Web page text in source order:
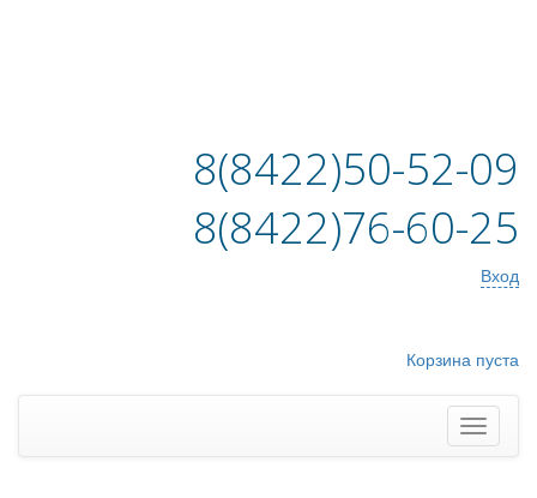
8(8422)50-52-09
8(8422)76-60-25
Вход
Корзина пуста